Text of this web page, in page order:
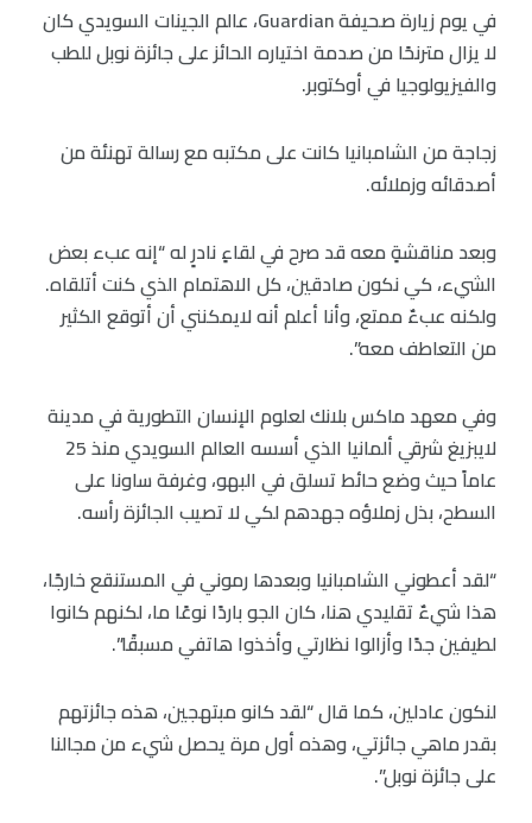
في يوم زيارة صحيفة Guardian، عالم الجينات السويدي كان
لا يزال مترنحًا من صدمة اختياره الحائز على جائزة نوبل للطب
والفيزيولوجيا في أوكتوبر.
زجاجة من الشامبانيا كانت على مكتبه مع رسالة تهنئة من
أصدقائه وزملائه.
وبعد مناقشةٍ معه قد صرح في لقاءٍ نادرٍ له “إنه عبء بعض
الشيء، كي نكون صادقين، كل الاهتمام الذي كنت أتلقاه.
ولكنه عبءٌ ممتع، وأنا أعلم أنه لايمكنني أن أتوقع الكثير
من التعاطف معه”.
وفي معهد ماكس بلانك لعلوم الإنسان التطورية في مدينة
لايبزيغ شرقي ألمانيا الذي أسسه العالم السويدي منذ 25
عاماً حيث وضع حائط تسلق في البهو، وغرفة ساونا على
السطح، بذل زملاؤه جهدهم لكي لا تصيب الجائزة رأسه.
“لقد أعطوني الشامبانيا وبعدها رموني في المستنقع خارجًا،
هذا شيءٌ تقليدي هنا، كان الجو باردًا نوعًا ما، لكنهم كانوا
لطيفين جدًا وأزالوا نظارتي وأخذوا هاتفي مسبقًا”.
لنكون عادلين، كما قال “لقد كانو مبتهجين، هذه جائزتهم
بقدر ماهي جائزتي، وهذه أول مرة يحصل شيء من مجالنا
على جائزة نوبل”.